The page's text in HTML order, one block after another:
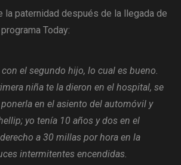
la paternidad después de la llegada de
Today:
el segundo hijo, lo cual es bueno.
niña te la dieron en el hospital, se
en el asiento del automóvil y
yo tenía 10 años y dos en el
a 30 millas por hora en la
intermitentes encendidas.